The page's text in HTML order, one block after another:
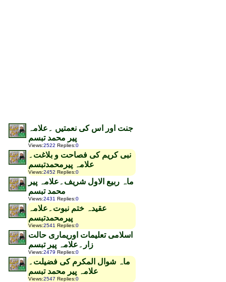
جنت اور اس کی نعمتیں ۔علامہ
پیر محمد تبسم
Views:2522 Replies:0
نبی کریم کی فصاحت و بلاغت۔
علامہ پیرمحمدتبسم
Views:2452 Replies:0
ماہ ربیع الاول شریف۔علامہ پیر
محمد تبسم
Views:2431 Replies:0
عقیدہ ختم نبوت۔علامہ
پیرمحمدتبسم
Views:2541 Replies:0
اسلامی تعلیمات اوریماری حالت
زار۔علامہ پیر تبسم
Views:2479 Replies:0
ماہ شوال المکرم کی فضیلت۔
علامہ پیر محمد تبسم
Views:2547 Replies:0